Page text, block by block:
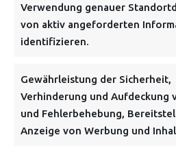
Verwendung genauer
von aktiv angeforderten
identifizieren.
Gewährleistung der Sicherheit,
Verhinderung und Aufdeckung
und Fehlerbehebung,
Anzeige von Werbung und
NEWSLETTER
Danke, deine Registrierung war
FOLGE UNS
INFORMATIONEN